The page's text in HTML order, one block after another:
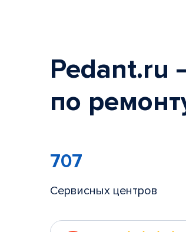
Pedant.ru
по
707
Сервисных центров